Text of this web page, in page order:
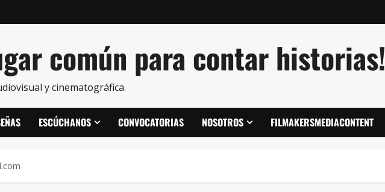
común para contar historias!
y cinematográfica.
ESCÚCHANOS CONVOCATORIAS NOSOTROS FILMAKERSMEDIACONTENT